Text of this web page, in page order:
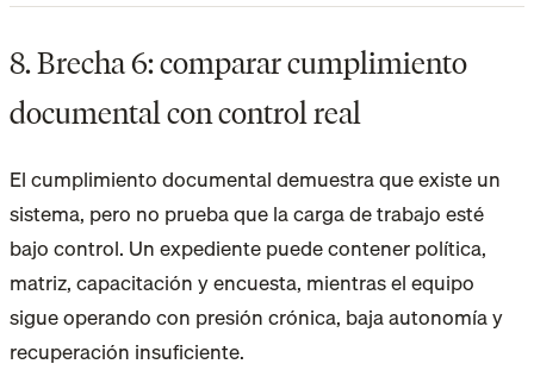
8. Brecha 6: comparar cumplimiento
documental con control real
El cumplimiento documental demuestra que existe un
sistema, pero no prueba que la carga de trabajo esté
bajo control. Un expediente puede contener política,
matriz, capacitación y encuesta, mientras el equipo
sigue operando con presión crónica, baja autonomía y
recuperación insuficiente.